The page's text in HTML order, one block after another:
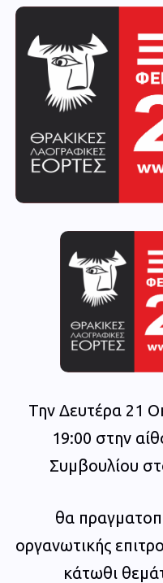
Την Δευτέρα 21
19:00 στην
Συμβουλίου
θα
οργανωτικής
κάτωθι